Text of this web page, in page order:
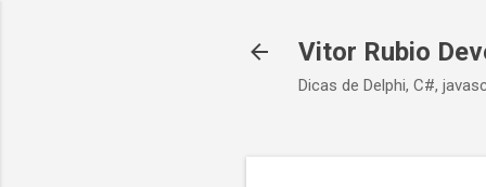
Vitor Rubio
Dicas de Delphi, C#,